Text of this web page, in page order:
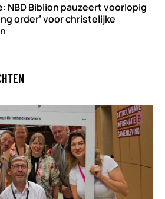
NBD Biblion pauzeert voorlopig
order’ voor christelijke